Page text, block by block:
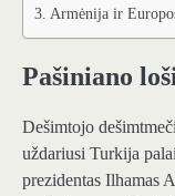
Armėnija ir
Pašiniano
Dešimtojo
uždariusi Turkija
prezidentas Ilhamas